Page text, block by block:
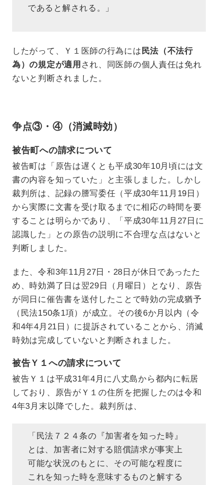
であると解される。」
したがって、Ｙ１医師の行為には 民法（不法行
為）の規定が適用 され、同医師の個人責任は免れ
ないと判断されました。
争点③・④（消滅時効）
被告町への請求について
被告町は「原告は遅くとも平成30年10月頃には文
書の内容を知っていた」と主張しました。しかし
裁判所は、記録の謄写委任（平成30年11月19日）
から実際に文書を受け取るまでに相応の時間を要
することは明らかであり、「平成30年11月27日に
認識した」との原告の説明に不合理な点はないと
判断しました。
また、令和3年11月27日・28日が休日であったた
め、時効満了日は翌29日（月曜日）となり、原告
が同日に催告書を送付したことで時効の完成猶予
（民法150条1項）が成立。その後6か月以内（令
和4年4月21日）に提訴されていることから、消滅
時効は完成していないと判断されました。
被告Ｙ１への請求について
被告Ｙ１は平成31年4月に八丈島から都内に転居
しており、原告がＹ１の住所を把握したのは令和
4年3月末以降でした。裁判所は、
「民法７２４条の『加害者を知った時』
とは、加害者に対する賠償請求が事実上
可能な状況のもとに、その可能な程度に
これを知った時を意味するものと解する